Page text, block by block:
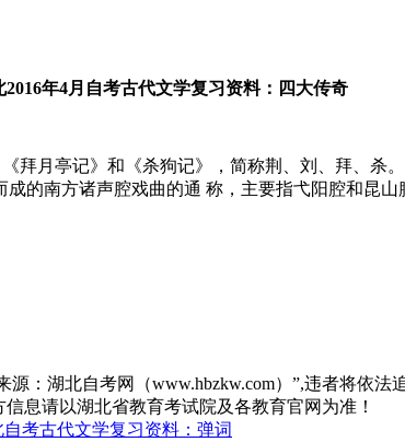
2016年4月自考古代文学复习资料：四大传奇
拜月亭记》和《杀狗记》，简称荆、刘、拜、杀
的南方诸声腔戏曲的通 称，主要指弋阳腔和昆
：湖北自考网（www.hbzkw.com）”,违者将依法
息请以湖北省教育考试院及各教育官网为准！
考古代文学复习资料：弹词